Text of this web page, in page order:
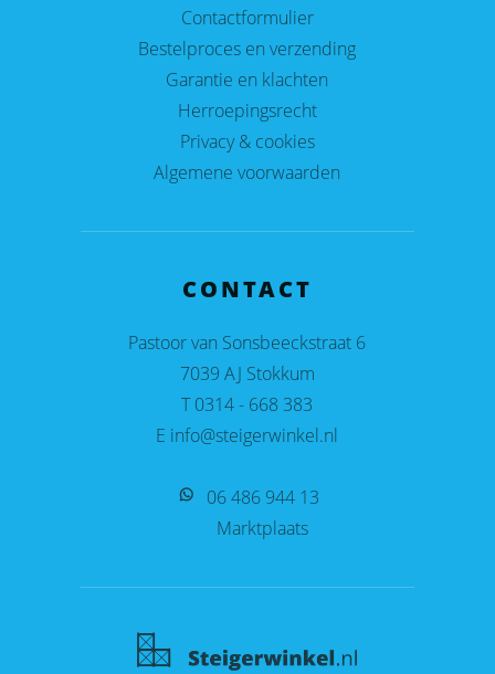
Contactformulier
Bestelproces en verzending
Garantie en klachten
Herroepingsrecht
Privacy & cookies
Algemene voorwaarden
CONTACT
Pastoor van Sonsbeeckstraat 6
7039 AJ Stokkum
T 0314 - 668 383
E info@steigerwinkel.nl
06 486 944 13
Marktplaats